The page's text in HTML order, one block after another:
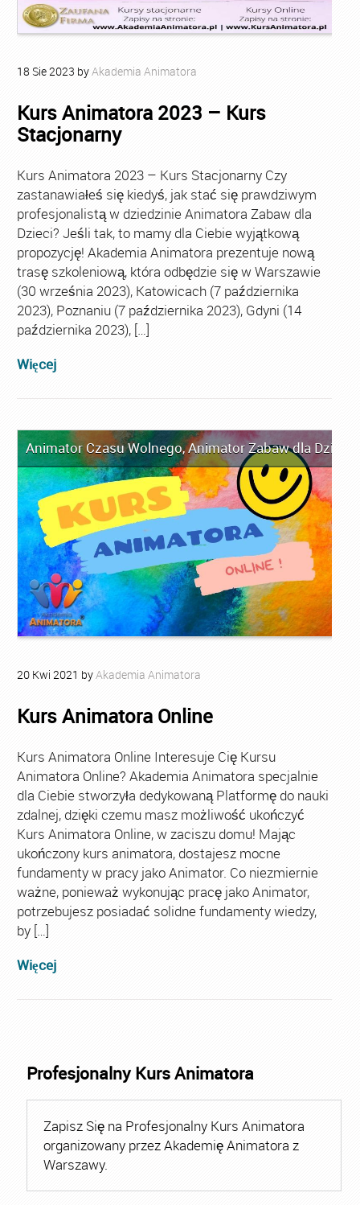
18 Sie2023 byAkademia Animatora
Kurs Animatora 2023 – Kurs
Stacjonarny
Kurs Animatora 2023 – Kurs Stacjonarny Czy
zastanawiałeś się kiedyś, jak stać się prawdziwym
profesjonalistą w dziedzinie Animatora Zabaw dla
Dzieci? Jeśli tak, to mamy dla Ciebie wyjątkową
propozycję! Akademia Animatora prezentuje nową
trasę szkoleniową, która odbędzie się w Warszawie
(30 września 2023), Katowicach (7 października
2023), Poznaniu (7 października 2023), Gdyni (14
października 2023), […]
Więcej
Animator Czasu Wolnego,Animator Zabaw dla Dzieci
20 Kwi 2021 byAkademia Animatora
Kurs Animatora Online
Kurs Animatora Online Interesuje Cię Kursu
Animatora Online? Akademia Animatora specjalnie
dla Ciebie stworzyła dedykowaną Platformę do nauki
zdalnej, dzięki czemu masz możliwość ukończyć
Kurs Animatora Online, w zaciszu domu! Mając
ukończony kurs animatora, dostajesz mocne
fundamenty w pracy jako Animator. Co niezmiernie
ważne, ponieważ wykonując pracę jako Animator,
potrzebujesz posiadać solidne fundamenty wiedzy,
by […]
Więcej
Profesjonalny Kurs Animatora
Zapisz Się na Profesjonalny Kurs Animatora
organizowany przez Akademię Animatora z
Warszawy.